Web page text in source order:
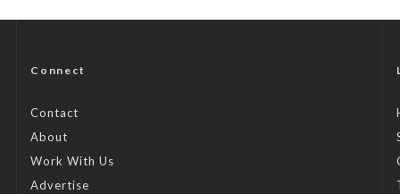
Connect
Contact
About
Work With Us
Advertise